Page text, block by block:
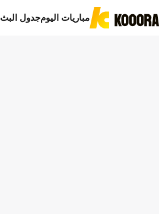
مباريات اليومجدول البث